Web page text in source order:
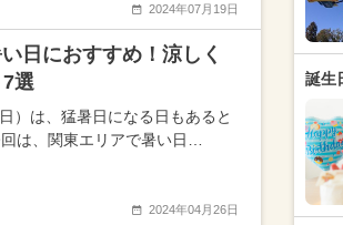
2024年07月19日
日におすすめ！涼しく
7選
）は、猛暑日になる日もあると
は、関東エリアで暑い日…
2024年04月26日
誕生